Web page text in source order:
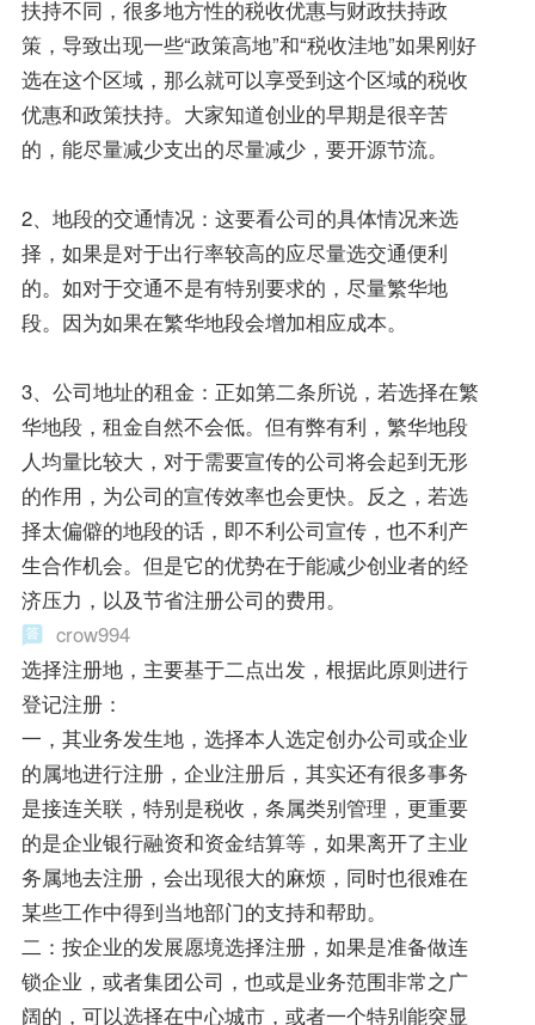
扶持不同，很多地方性的税收优惠与财政扶持政
策，导致出现一些“政策高地”和“税收洼地”如果刚好
选在这个区域，那么就可以享受到这个区域的税收
优惠和政策扶持。大家知道创业的早期是很辛苦
的，能尽量减少支出的尽量减少，要开源节流。
2、地段的交通情况：这要看公司的具体情况来选
择，如果是对于出行率较高的应尽量选交通便利
的。如对于交通不是有特别要求的，尽量繁华地
段。因为如果在繁华地段会增加相应成本。
3、公司地址的租金：正如第二条所说，若选择在繁
华地段，租金自然不会低。但有弊有利，繁华地段
人均量比较大，对于需要宣传的公司将会起到无形
的作用，为公司的宣传效率也会更快。反之，若选
择太偏僻的地段的话，即不利公司宣传，也不利产
生合作机会。但是它的优势在于能减少创业者的经
济压力，以及节省注册公司的费用。
crow994
选择注册地，主要基于二点出发，根据此原则进行
登记注册：
一，其业务发生地，选择本人选定创办公司或企业
的属地进行注册，企业注册后，其实还有很多事务
是接连关联，特别是税收，条属类别管理，更重要
的是企业银行融资和资金结算等，如果离开了主业
务属地去注册，会出现很大的麻烦，同时也很难在
某些工作中得到当地部门的支持和帮助。
二：按企业的发展愿境选择注册，如果是准备做连
锁企业，或者集团公司，也或是业务范围非常之广
阔的，可以选择在中心城市，或者一个特别能突显